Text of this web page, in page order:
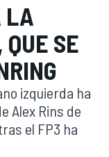
LA
SE
izquierda ha
Alex Rins de
el FP3 ha